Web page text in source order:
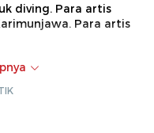
diving. Para artis
Para artis
( Ade)